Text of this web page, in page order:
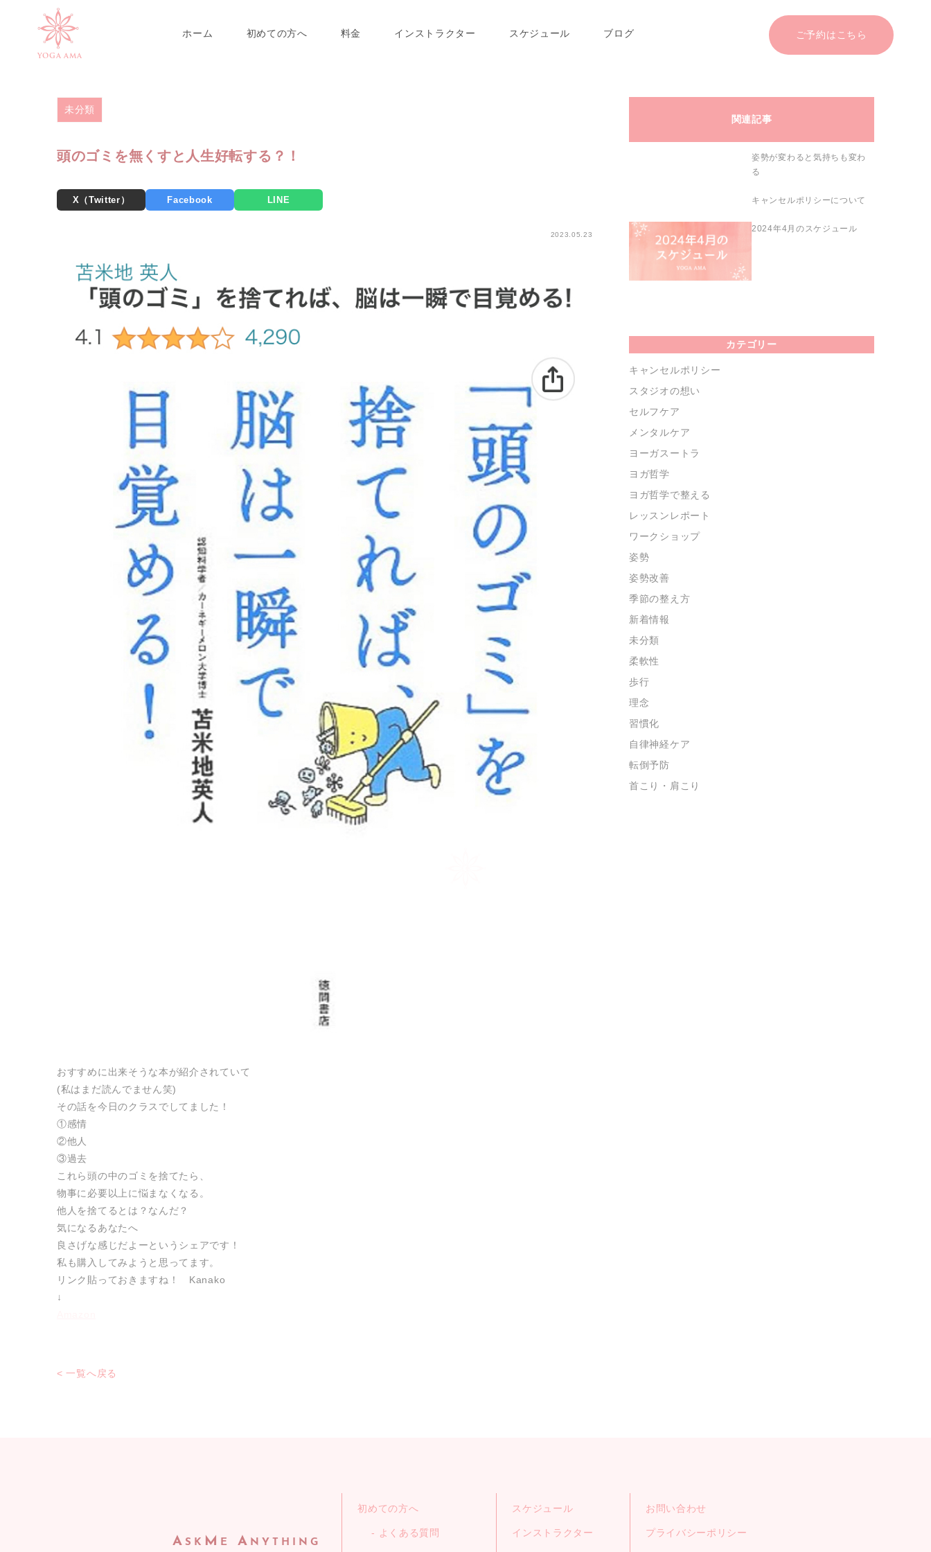
YOGA AMA
ホーム 初めての方へ 料金 インストラクター スケジュール ブログ ご予約はこちら
ホーム
未分類
頭のゴミを無くすと人生好転する？！
X（Twitter） Facebook LINE
2023.05.23
おすすめに出来そうな本が紹介されていて
(私はまだ読んでません笑)
その話を今日のクラスでしてました！
①感情
②他人
③過去
これら頭の中のゴミを捨てたら、
物事に必要以上に悩まなくなる。
他人を捨てるとは？なんだ？
気になるあなたへ
良さげな感じだよーというシェアです！
私も購入してみようと思ってます。
リンク貼っておきますね！ Kanako
↓
< 一覧へ戻る
関連記事
姿勢が変わると気持ちも変わ
る
キャンセルポリシーについて
2024年4月のスケジュール
カテゴリー
キャンセルポリシー
スタジオの想い
セルフケア
メンタルケア
ヨーガスートラ
ヨガ哲学
ヨガ哲学で整える
レッスンレポート
ワークショップ
姿勢
姿勢改善
季節の整え方
新着情報
未分類
柔軟性
歩行
理念
習慣化
自律神経ケア
転倒予防
首こり・肩こり
ASK M E A NYTHING
初めての方へ
よくある質問
スケジュール
インストラクター
お問い合わせ
プライバシーポリシー